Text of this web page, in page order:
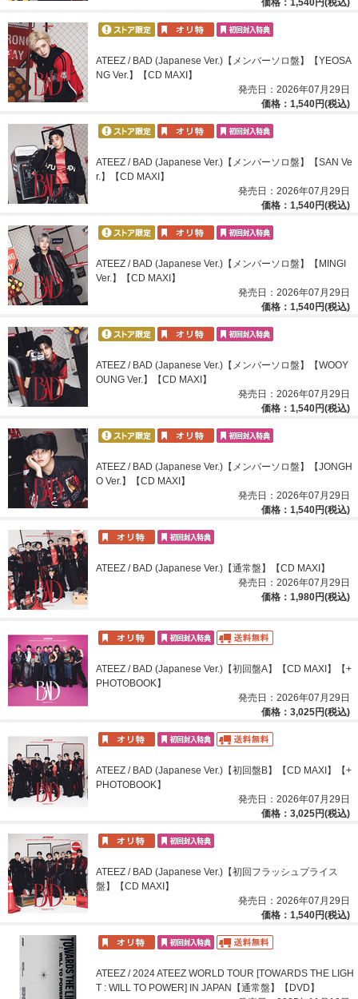
価格：1,540円(税込)
ATEEZ / BAD (Japanese Ver.)【メンバーソロ盤】【YEOSA
NG Ver.】【CD MAXI】
発売日：2026年07月29日
価格：1,540円(税込)
ATEEZ / BAD (Japanese Ver.)【メンバーソロ盤】【SAN Ve
r.】【CD MAXI】
発売日：2026年07月29日
価格：1,540円(税込)
ATEEZ / BAD (Japanese Ver.)【メンバーソロ盤】【MINGI
Ver.】【CD MAXI】
発売日：2026年07月29日
価格：1,540円(税込)
ATEEZ / BAD (Japanese Ver.)【メンバーソロ盤】【WOOY
OUNG Ver.】【CD MAXI】
発売日：2026年07月29日
価格：1,540円(税込)
ATEEZ / BAD (Japanese Ver.)【メンバーソロ盤】【JONGH
O Ver.】【CD MAXI】
発売日：2026年07月29日
価格：1,540円(税込)
ATEEZ / BAD (Japanese Ver.)【通常盤】【CD MAXI】
発売日：2026年07月29日
価格：1,980円(税込)
ATEEZ / BAD (Japanese Ver.)【初回盤A】【CD MAXI】【+
PHOTOBOOK】
発売日：2026年07月29日
価格：3,025円(税込)
ATEEZ / BAD (Japanese Ver.)【初回盤B】【CD MAXI】【+
PHOTOBOOK】
発売日：2026年07月29日
価格：3,025円(税込)
ATEEZ / BAD (Japanese Ver.)【初回フラッシュプライス
盤】【CD MAXI】
発売日：2026年07月29日
価格：1,540円(税込)
ATEEZ / 2024 ATEEZ WORLD TOUR [TOWARDS THE LIGH
T : WILL TO POWER] IN JAPAN【通常盤】【DVD】